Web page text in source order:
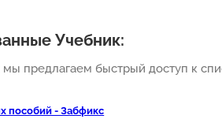
Учебник:
предлагаем быстрый доступ к
пособий - Забфикс